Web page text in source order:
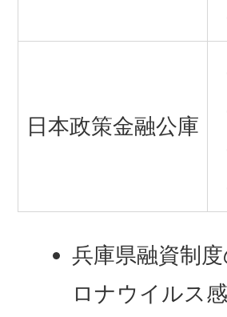
日本政策金融公庫
兵庫県融資制
ロナウイルス